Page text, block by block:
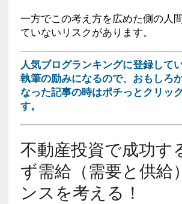
一方でこの考え方を広めた側の人
ていないリスクがあります。
人気ブログランキングに登録して
執筆の励みになるので、おもしろ
なった記事の時はポチっとクリッ
す。
不動産投資で成功す
ず需給（需要と供給
ンスを考える！